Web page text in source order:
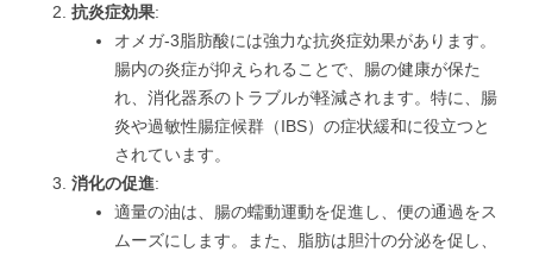
抗炎症効果:
オメガ-3脂肪酸には強力な抗炎症効果があります。
腸内の炎症が抑えられることで、腸の健康が保た
れ、消化器系のトラブルが軽減されます。特に、腸
炎や過敏性腸症候群（IBS）の症状緩和に役立つと
されています。
消化の促進:
適量の油は、腸の蠕動運動を促進し、便の通過をス
ムーズにします。また、脂肪は胆汁の分泌を促し、